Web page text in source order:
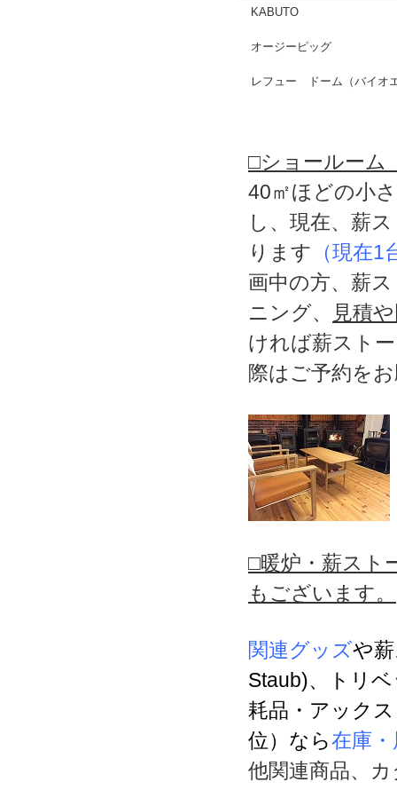
KABUTO
オージーピッグ
レフュー ドーム（バイオ
□ショールーム
40㎡ほどの小
し、現在、薪
ります （現在
画中の方、薪
ニング、
見積
ければ薪スト
際はご予約を
□暖炉・薪スト
もございます。
関連グッズや
Staub)、トリ
耗品・アック
位）なら在庫
他関連商品、